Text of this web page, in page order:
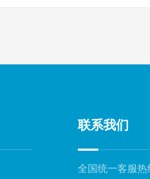
联系我们
全国统一客服热